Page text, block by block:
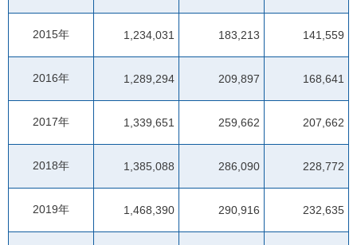
2015年 1,234,031 183,213 141,559
2016年 1,289,294 209,897 168,641
2017年 1,339,651 259,662 207,662
2018年 1,385,088 286,090 228,772
2019年 1,468,390 290,916 232,635